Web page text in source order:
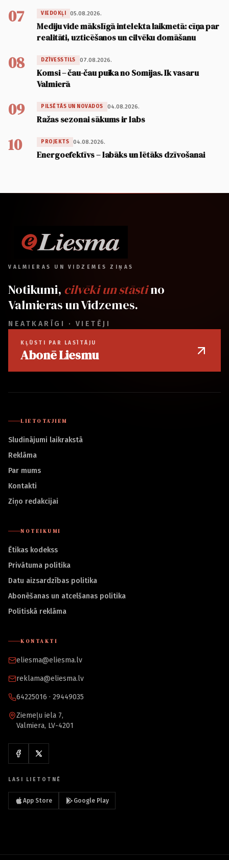
07 VIEDOKĻI 05.08.2026.
Mediju vide mākslīgā intelekta laikmetā: cīņa par
realitāti, uzticēšanos un cilvēku domāšanu
08 DZĪVESSTILS 07.08.2026.
Komsi – čau-čau puika no Somijas. Ik vasaru
Valmierā
09 PILSĒTĀS UN NOVADOS 04.08.2026.
Ražas sezonai sākums ir labs
10 PROJEKTS 04.08.2026.
Energoefektīvs – labāks un lētāks dzīvošanai
VALMIERAS UN VIDZEMES ZIŅAS
Notikumi, cilvēki un stāstino
Valmieras un Vidzemes.
NEATKARĪGI · VIETĒJI
KĻŪSTI PAR LASĪTĀJU
Abonē Liesmu
LIETOTĀJIEM
Sludinājumi laikrakstā
Reklāma
Par mums
Kontakti
Ziņo redakcijai
NOTEIKUMI
Ētikas kodekss
Privātuma politika
Datu aizsardzības politika
Abonēšanas un atcelšanas politika
Politiskā reklāma
KONTAKTI
eliesma@eliesma.lv
reklama@eliesma.lv
64225016 · 29449035
Ziemeļu iela 7,
Valmiera, LV-4201
LASI LIETOTNĒ
App Store Google Play